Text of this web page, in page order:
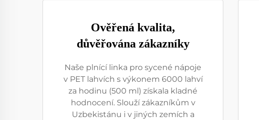
Ověřená kvalita,
důvěřována zákazníky
Naše plnící linka pro sycené nápoje
v PET lahvích s výkonem 6000 lahví
za hodinu (500 ml) získala kladné
hodnocení. Slouží zákazníkům v
Uzbekistánu i v jiných zemích a